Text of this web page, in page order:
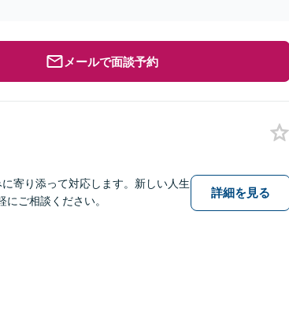
メールで面談予約
寄り添って対応します。新しい人生
ご相談ください。
詳細を見る